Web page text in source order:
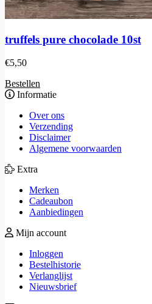
truffels pure chocolade 10st
€5,50
Bestellen
Informatie
Over ons
Verzending
Disclaimer
Algemene voorwaarden
Extra
Merken
Cadeaubon
Aanbiedingen
Mijn account
Inloggen
Bestelhistorie
Verlanglijst
Nieuwsbrief